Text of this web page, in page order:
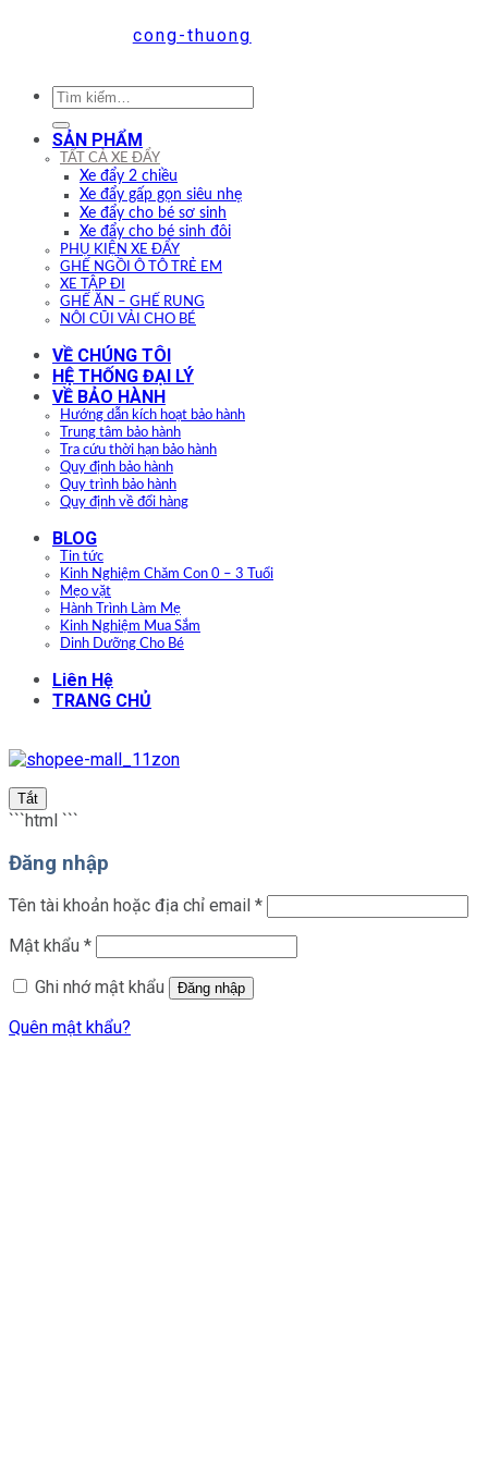
Tìm
kiếm:
SẢN PHẨM
TẤT CẢ XE ĐẨY
Xe đẩy 2 chiều
Xe đẩy gấp gọn siêu nhẹ
Xe đẩy cho bé sơ sinh
Xe đẩy cho bé sinh đôi
PHỤ KIỆN XE ĐẨY
GHẾ NGỒI Ô TÔ TRẺ EM
XE TẬP ĐI
GHẾ ĂN – GHẾ RUNG
NÔI CŨI VẢI CHO BÉ
VỀ CHÚNG TÔI
HỆ THỐNG ĐẠI LÝ
VỀ BẢO HÀNH
Hướng dẫn kích hoạt bảo hành
Trung tâm bảo hành
Tra cứu thời hạn bảo hành
Quy định bảo hành
Quy trình bảo hành
Quy định về đổi hàng
BLOG
Tin tức
Kinh Nghiệm Chăm Con 0 – 3 Tuổi
Mẹo vặt
Hành Trình Làm Mẹ
Kinh Nghiệm Mua Sắm
Dinh Dưỡng Cho Bé
Liên Hệ
TRANG CHỦ
Tắt
```html ```
Đăng nhập
Tên tài khoản hoặc địa chỉ email *Bắt
Mật khẩu *Bắt
Ghi nhớ mật khẩu
Đăng nhập
Quên mật khẩu?